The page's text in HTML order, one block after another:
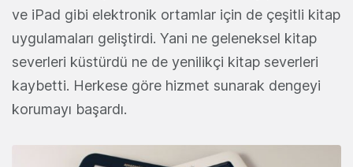
ve iPad gibi elektronik ortamlar için de çeşitli kitap
uygulamaları geliştirdi. Yani ne geleneksel kitap
severleri küstürdü ne de yenilikçi kitap severleri
kaybetti. Herkese göre hizmet sunarak dengeyi
korumayı başardı.